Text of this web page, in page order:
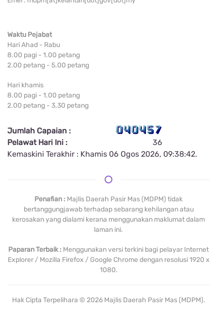
Waktu Pejabat
Hari Ahad - Rabu
8.00 pagi - 1.00 petang
2.00 petang - 5.00 petang
Hari khamis
8.00 pagi - 1.00 petang
2.00 petang - 3.30 petang
Jumlah Capaian :
Pelawat Hari Ini :
36
Kemaskini Terakhir : Khamis 06 Ogos 2026, 09:38:42.
Penafian : Majlis Daerah Pasir Mas (MDPM) tidak
bertanggungjawab terhadap sebarang kehilangan atau
kerosakan yang dialami kerana menggunakan maklumat dalam
laman ini.
Paparan Terbaik : Menggunakan versi terkini bagi pelayar Internet
Explorer / Mozilla Firefox / Google Chrome dengan resolusi 1920 x
1080.
Hak Cipta Terpelihara © 2026Majlis Daerah Pasir Mas (MDPM).